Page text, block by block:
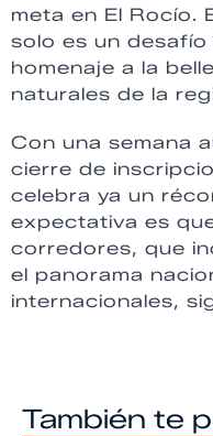
meta en El Rocío.
solo es un
homenaje a la
naturales de la
Con una semana
cierre de
celebra ya un
expectativa es
corredores, que
el panorama
internacionales,
También te